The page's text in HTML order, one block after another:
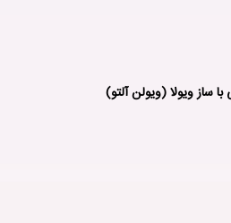
با ساز ویولا (ویولن آلتو)